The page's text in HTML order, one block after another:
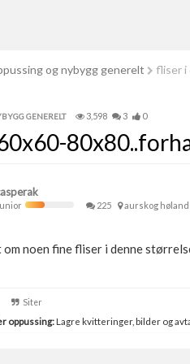
og nybygg generelt fliser i
GENERELT 3,598 3 0
225 aurskog høland
om noen fine fliser i denne
Siter
oppussing:Lagre kvitteringer, bilder og